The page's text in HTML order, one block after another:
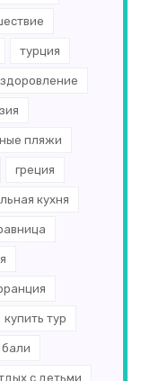
турция
пляжи
греция
кухня
купить тур
бали
с детьми